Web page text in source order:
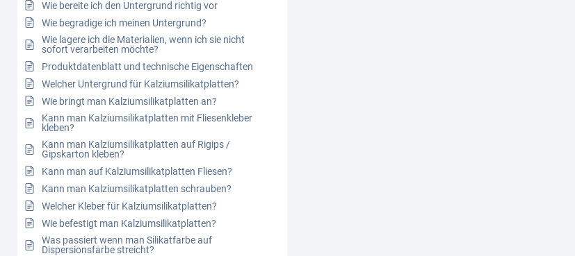
Wie bereite ich den Untergrund richtig vor
Wie begradige ich meinen Untergrund?
Wie lagere ich die Materialien, wenn ich sie nicht
sofort verarbeiten möchte?
Produktdatenblatt und technische Eigenschaften
Welcher Untergrund für Kalziumsilikatplatten?
Wie bringt man Kalziumsilikatplatten an?
Kann man Kalziumsilikatplatten mit Fliesenkleber
kleben?
Kann man Kalziumsilikatplatten auf Rigips /
Gipskarton kleben?
Kann man auf Kalziumsilikatplatten Fliesen?
Kann man Kalziumsilikatplatten schrauben?
Welcher Kleber für Kalziumsilikatplatten?
Wie befestigt man Kalziumsilikatplatten?
Was passiert wenn man Silikatfarbe auf
Dispersionsfarbe streicht?